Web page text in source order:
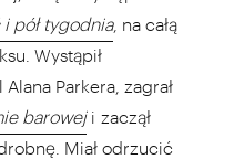
pół tygodnia, na całą
Wystąpił
Parkera, zagrał
baroweji zaczął
Miał odrzucić